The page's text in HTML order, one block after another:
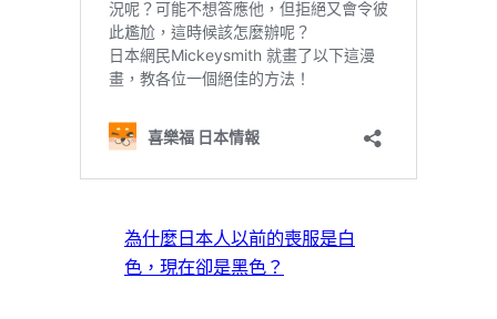
為什麼日本人以前的喪服是白
色，現在卻是黑色？